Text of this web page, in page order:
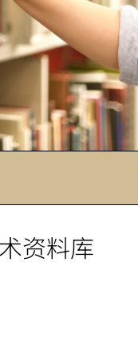
资料库